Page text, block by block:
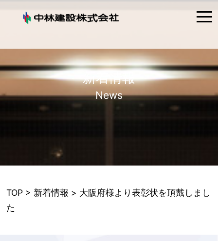
新着情報
News
TOP > 新着情報 > 大阪府様より表彰状を頂戴しまし
た